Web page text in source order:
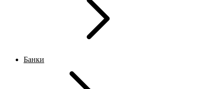
Банки